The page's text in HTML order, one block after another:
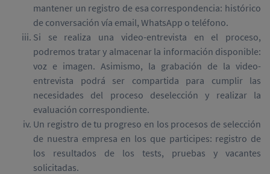
mantener un registro de esa correspondencia: histórico
de conversación vía email, WhatsApp o teléfono.
Si se realiza una video-entrevista en el proceso,
podremos tratar y almacenar la información disponible:
voz e imagen. Asimismo, la grabación de la video-
entrevista podrá ser compartida para cumplir las
necesidades del proceso deselección y realizar la
evaluación correspondiente.
Un registro de tu progreso en los procesos de selección
de nuestra empresa en los que participes: registro de
los resultados de los tests, pruebas y vacantes
solicitadas.